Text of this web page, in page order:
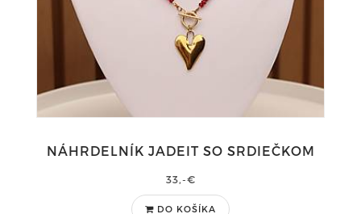
NÁHRDELNÍK JADEIT SO SRDIEČKOM
33,-€
DO KOŠÍKA